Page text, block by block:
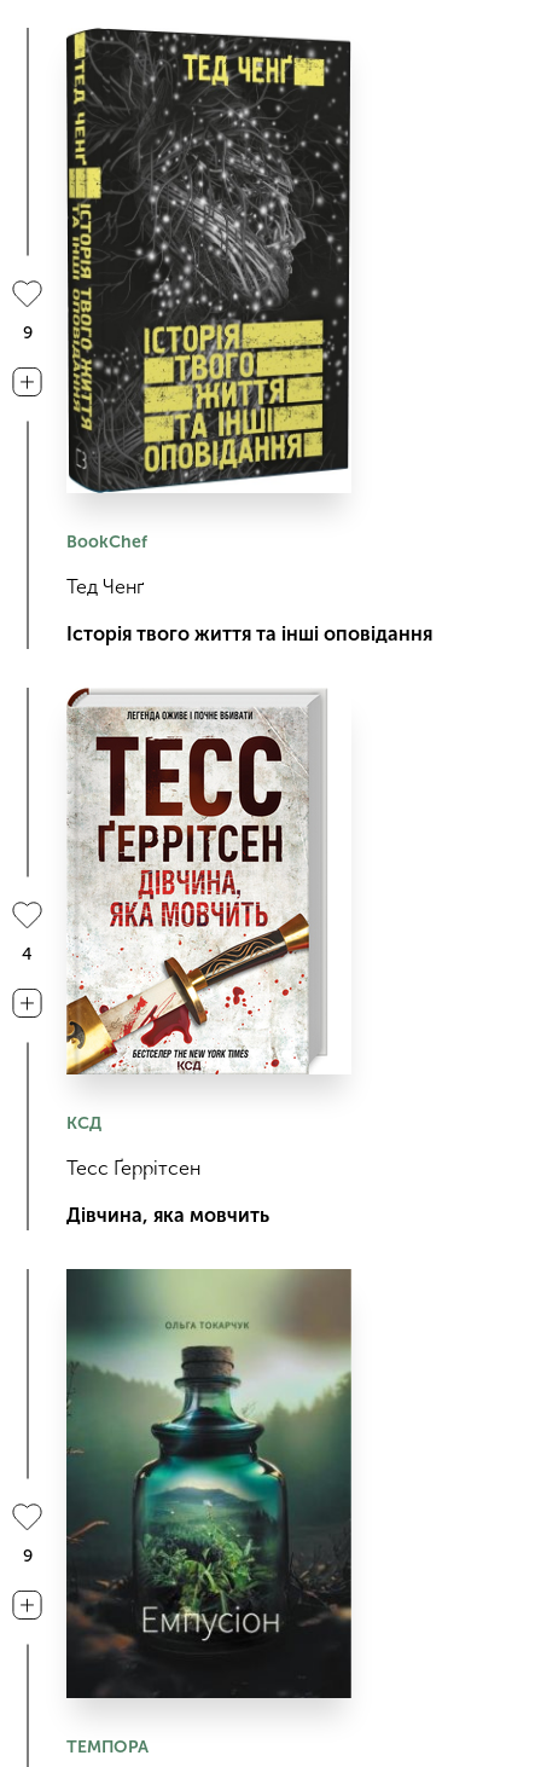
BookChef
Тед Ченґ
Історія твого життя та інші оповідання
9
КСД
Тесс Ґеррітсен
Дівчина, яка мовчить
4
ТЕМПОРА
9